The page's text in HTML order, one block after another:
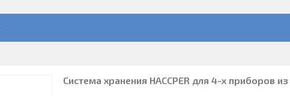
Система хранения HACCPER для 4-х приборов